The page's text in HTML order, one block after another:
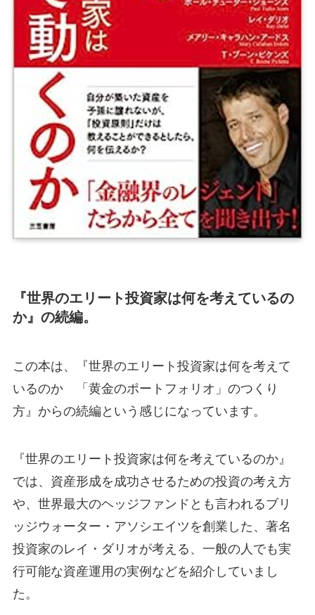
『世界のエリート投資家は何を考えているの
か』の続編。
この本は、『世界のエリート投資家は何を考えて
いるのか 「黄金のポートフォリオ」のつくり
方』からの続編という感じになっています。
『世界のエリート投資家は何を考えているのか』
では、資産形成を成功させるための投資の考え方
や、世界最大のヘッジファンドとも言われるブリ
ッジウォーター・アソシエイツを創業した、著名
投資家のレイ・ダリオが考える、一般の人でも実
行可能な資産運用の実例などを紹介していまし
た。